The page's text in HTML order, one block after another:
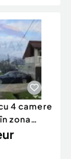
4 camere
zona